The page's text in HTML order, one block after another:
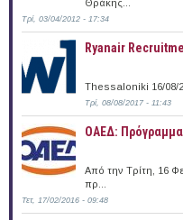
Θράκης...
Τρί, 03/04/2012 - 17:34
Ryanair
Thessaloniki 16/08/
Τρί, 08/08/2017 - 11:43
ΟΑΕΔ: Πρόγραμμα
Από την Τρίτη, 16
πρ...
Τετ, 17/02/2016 - 09:48